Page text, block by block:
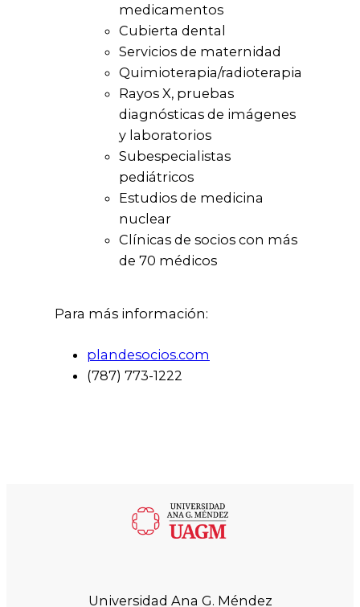
medicamentos
Cubierta dental
Servicios de maternidad
Quimioterapia/radioterapia
Rayos X, pruebas
diagnósticas de imágenes
y laboratorios
Subespecialistas
pediátricos
Estudios de medicina
nuclear
Clínicas de socios con más
de 70 médicos
Para más información:
plandesocios.com
(787) 773-1222
Universidad Ana G. Méndez